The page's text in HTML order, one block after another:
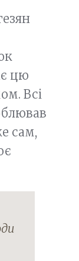
цю
Всі
сам,